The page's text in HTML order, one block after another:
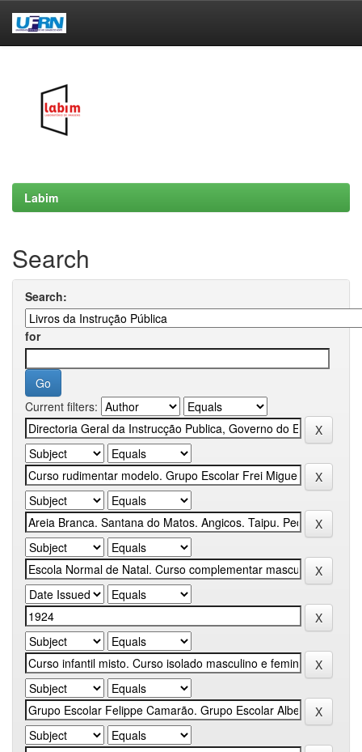
Labim
Search
Search:
for
Current filters: